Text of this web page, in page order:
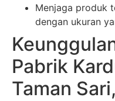
Menjaga produk
dengan ukuran
Pabrik
Taman